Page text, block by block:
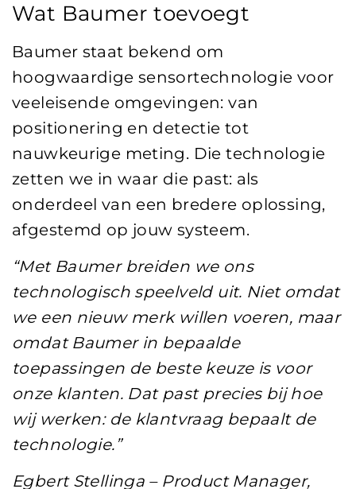
Wat Baumer toevoegt
Baumer staat bekend om
hoogwaardige sensortechnologie voor
veeleisende omgevingen: van
positionering en detectie tot
nauwkeurige meting. Die technologie
zetten we in waar die past: als
onderdeel van een bredere oplossing,
afgestemd op jouw systeem.
“Met Baumer breiden we ons
technologisch speelveld uit. Niet omdat
we een nieuw merk willen voeren, maar
omdat Baumer in bepaalde
toepassingen de beste keuze is voor
onze klanten. Dat past precies bij hoe
wij werken: de klantvraag bepaalt de
technologie.”
Egbert Stellinga – Product Manager,